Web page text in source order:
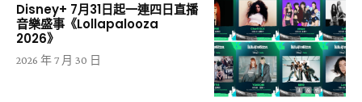
Disney+ 7月31日起一連四日直播
音樂盛事《Lollapalooza
2026》
2026 年 7 月 30 日